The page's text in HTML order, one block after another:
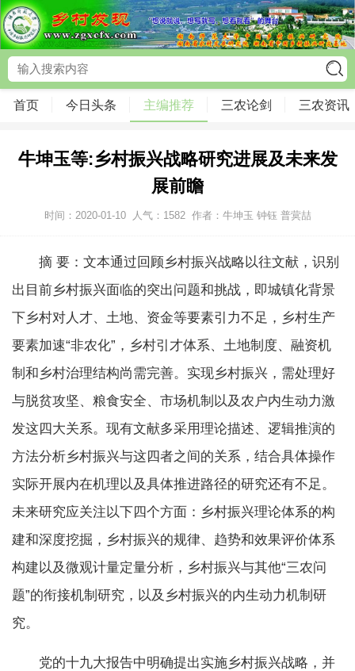
首页 今日头条 主编推荐 三农论剑 三农资讯
牛坤玉等:乡村振兴战略研究进展及未来发
展前瞻
时间：2020-01-10 人气： 1582 作者：牛坤玉 钟钰 普蓂喆
摘 要：文本通过回顾乡村振兴战略以往文献，识别
出目前乡村振兴面临的突出问题和挑战，即城镇化背景
下乡村对人才、土地、资金等要素引力不足，乡村生产
要素加速“非农化”，乡村引才体系、土地制度、融资机
制和乡村治理结构尚需完善。实现乡村振兴，需处理好
与脱贫攻坚、粮食安全、市场机制以及农户内生动力激
发这四大关系。现有文献多采用理论描述、逻辑推演的
方法分析乡村振兴与这四者之间的关系，结合具体操作
实际开展内在机理以及具体推进路径的研究还有不足。
未来研究应关注以下四个方面：乡村振兴理论体系的构
建和深度挖掘，乡村振兴的规律、趋势和效果评价体系
构建以及微观计量定量分析，乡村振兴与其他“三农问
题”的衔接机制研究，以及乡村振兴的内生动力机制研
究。
党的十九大报告中明确提出实施乡村振兴战略，并